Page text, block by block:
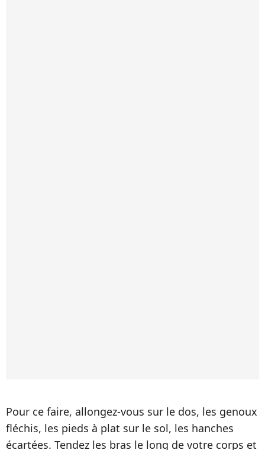
Pour ce faire, allongez-vous sur le dos, les genoux
fléchis, les pieds à plat sur le sol, les hanches
écartées. Tendez les bras le long de votre corps et